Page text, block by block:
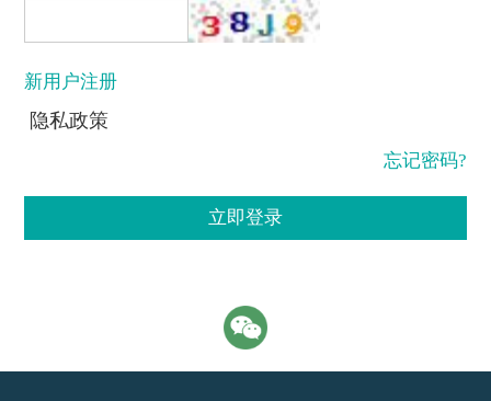
新用户注册
隐私政策
忘记密码?
立即登录